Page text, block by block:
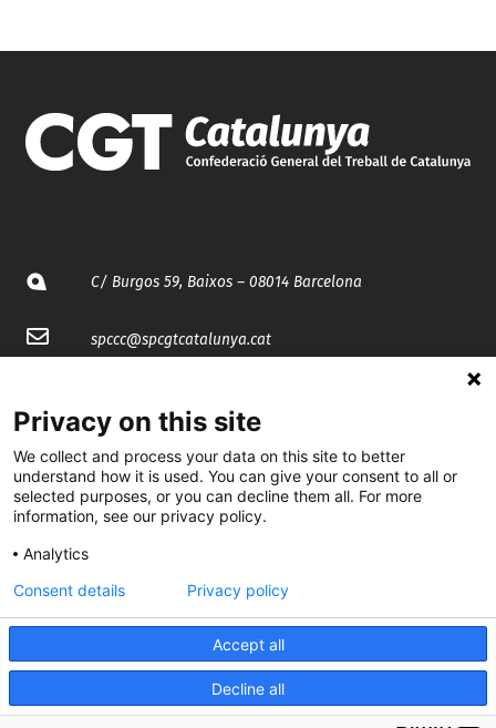
C/ Burgos 59, Baixos – 08014 Barcelona
spccc@spcgtcatalunya.cat
@CGTCatalunya
cgtcatalunya
cgtcatalunya
Desenvolupat per
Privacy on this site
We collect and process your data on this site to better
understand how it is used. You can give your consent to all or
selected purposes, or you can decline them all. For more
information, see our privacy policy.
Analytics
Accept all
Decline all
Consent details Privacy policy